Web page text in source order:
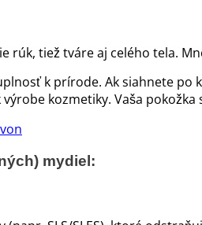
tiež tváre aj celého tela.
k prírode. Ak siahnete
kozmetiky. Vaša
mydiel: